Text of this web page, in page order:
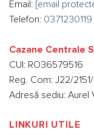
Email: [email
Telefon: 0371230119
Cazane Centrale
CUI: RO36579516
Reg. Com: J22/
Adresă sediu: Aurel
LINKURI UTILE